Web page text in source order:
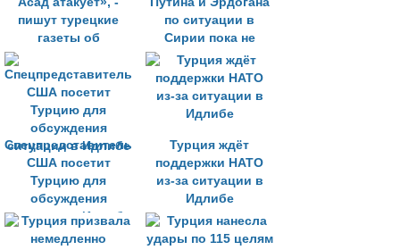
пишут турецкие
газеты об
Идлибе
по ситуации в
Сирии пока не
планируется
Спецпредставитель
США посетит
Турцию для
обсуждения
ситуации в Идлибе
Турция ждёт
поддержки НАТО
из-за ситуации в
Идлибе